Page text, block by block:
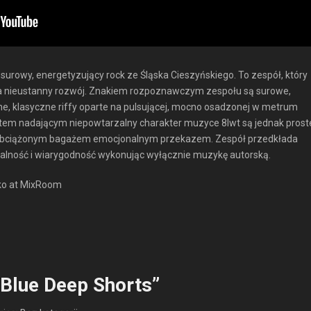
energetyzujący rock ze Śląska Cieszyńskiego. To zespół, który
rozwój. Znakiem rozpoznawczym zespołu są surowe,
klasyczne riffy oparte na pulsującej, mocno osadzonej w metrum
nadającym niepowtarzalny charakter muzyce 8lwt są jednak
bagażem emocjonalnym przekazem. Zespół przedkłada
i wiarygodność wykonując wyłącznie muzykę autorską.
at MixRoom
Deep Shorts”